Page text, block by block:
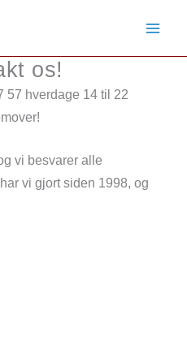
os!
57 hverdage 14 til 22
vi besvarer alle
vi gjort siden 1998, og